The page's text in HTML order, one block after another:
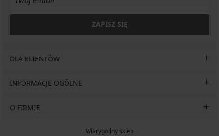
ZAPISZ SIĘ
DLA KLIENTÓW
INFORMACJE OGÓLNE
O FIRMIE
Wiarygodny sklep